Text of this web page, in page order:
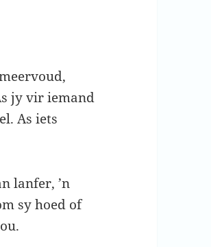
jy vir iemand
As iets
lanfer, ’n
sy hoed of